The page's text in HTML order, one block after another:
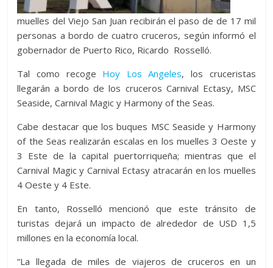
muelles del Viejo San Juan recibirán el paso de de 17 mil
personas a bordo de cuatro cruceros, según informó el
gobernador de Puerto Rico, Ricardo Rosselló.
Tal como recoge Hoy Los Angeles, los cruceristas
llegarán a bordo de los cruceros Carnival Ectasy, MSC
Seaside, Carnival Magic y Harmony of the Seas.
Cabe destacar que los buques MSC Seaside y Harmony
of the Seas realizarán escalas en los muelles 3 Oeste y
3 Este de la capital puertorriqueña; mientras que el
Carnival Magic y Carnival Ectasy atracarán en los muelles
4 Oeste y 4 Este.
En tanto, Rosselló mencionó que este tránsito de
turistas dejará un impacto de alrededor de USD 1,5
millones en la economía local.
“La llegada de miles de viajeros de cruceros en un